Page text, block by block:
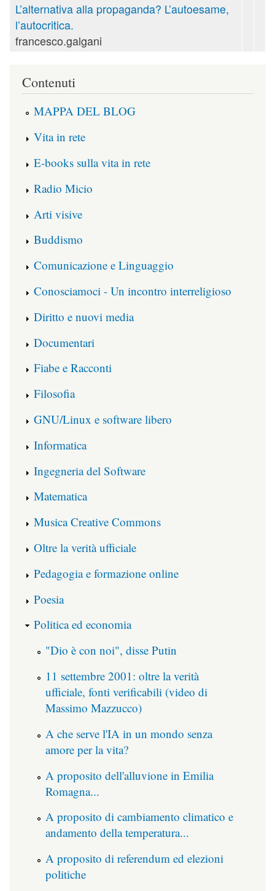
L’alternativa alla propaganda? L’autoesame,
l’autocritica.
francesco.galgani
Contenuti
MAPPA DEL BLOG
Vita in rete
E-books sulla vita in rete
Radio Micio
Arti visive
Buddismo
Comunicazione e Linguaggio
Conosciamoci - Un incontro interreligioso
Diritto e nuovi media
Documentari
Fiabe e Racconti
Filosofia
GNU/Linux e software libero
Informatica
Ingegneria del Software
Matematica
Musica Creative Commons
Oltre la verità ufficiale
Pedagogia e formazione online
Poesia
Politica ed economia
"Dio è con noi", disse Putin
11 settembre 2001: oltre la verità
ufficiale, fonti verificabili (video di
Massimo Mazzucco)
A che serve l'IA in un mondo senza
amore per la vita?
A proposito dell'alluvione in Emilia
Romagna...
A proposito di cambiamento climatico e
andamento della temperatura...
A proposito di referendum ed elezioni
politiche